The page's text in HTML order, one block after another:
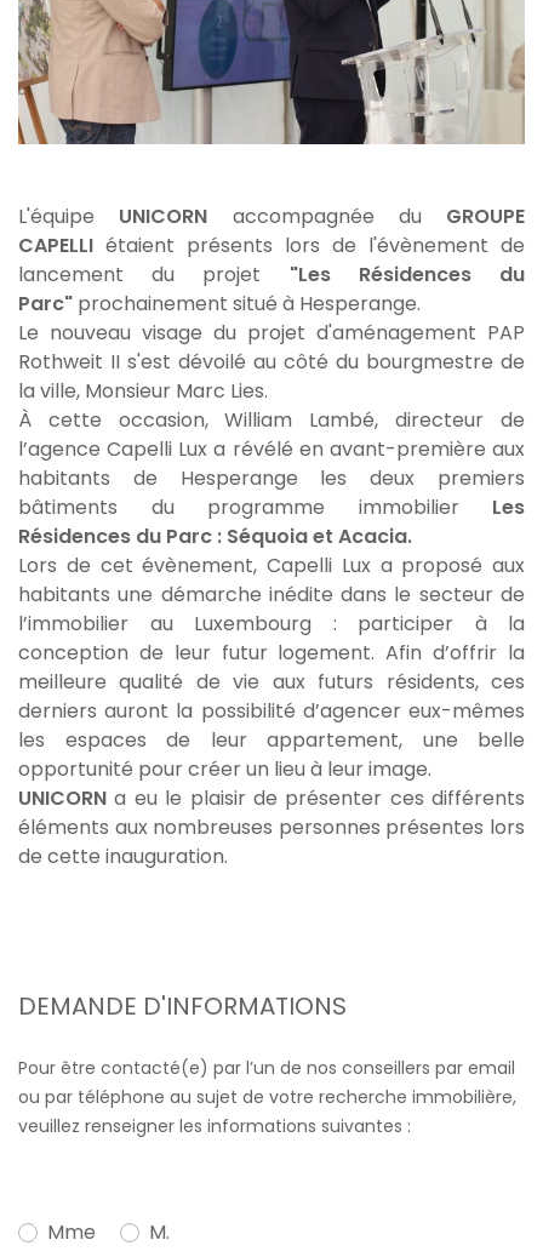
L'équipe UNICORN accompagnée du GROUPE
CAPELLI étaient présents lors de l'évènement de
lancement du projet "Les Résidences du
Parc" prochainement situé à Hesperange.
Le nouveau visage du projet d'aménagement PAP
Rothweit II s'est dévoilé au côté du bourgmestre de
la ville, Monsieur Marc Lies.
À cette occasion, William Lambé, directeur de
l’agence Capelli Lux a révélé en avant-première aux
habitants de Hesperange les deux premiers
bâtiments du programme immobilier Les
Résidences du Parc : Séquoia et Acacia.
Lors de cet évènement, Capelli Lux a proposé aux
habitants une démarche inédite dans le secteur de
l’immobilier au Luxembourg : participer à la
conception de leur futur logement. Afin d’offrir la
meilleure qualité de vie aux futurs résidents, ces
derniers auront la possibilité d’agencer eux-mêmes
les espaces de leur appartement, une belle
opportunité pour créer un lieu à leur image.
UNICORNa eu le plaisir de présenter ces différents
éléments aux nombreuses personnes présentes lors
de cette inauguration.
DEMANDE D'INFORMATIONS
Pour être contacté(e) par l’un de nos conseillers par email
ou par téléphone au sujet de votre recherche immobilière,
veuillez renseigner les informations suivantes :
Mme M.